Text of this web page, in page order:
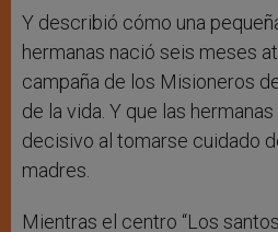
Y describió cómo una
hermanas nació seis meses
campaña de los Misioneros
de la vida. Y que las
decisivo al tomarse cuidado
madres.
Mientras el centro “Los